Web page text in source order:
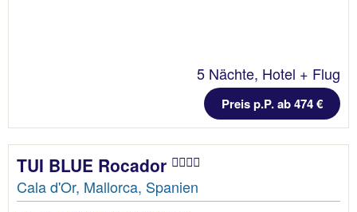
5 Nächte, Hotel + Flug
Preis p.P. ab 474 €
TUI BLUE Rocador
Cala d'Or, Mallorca, Spanien